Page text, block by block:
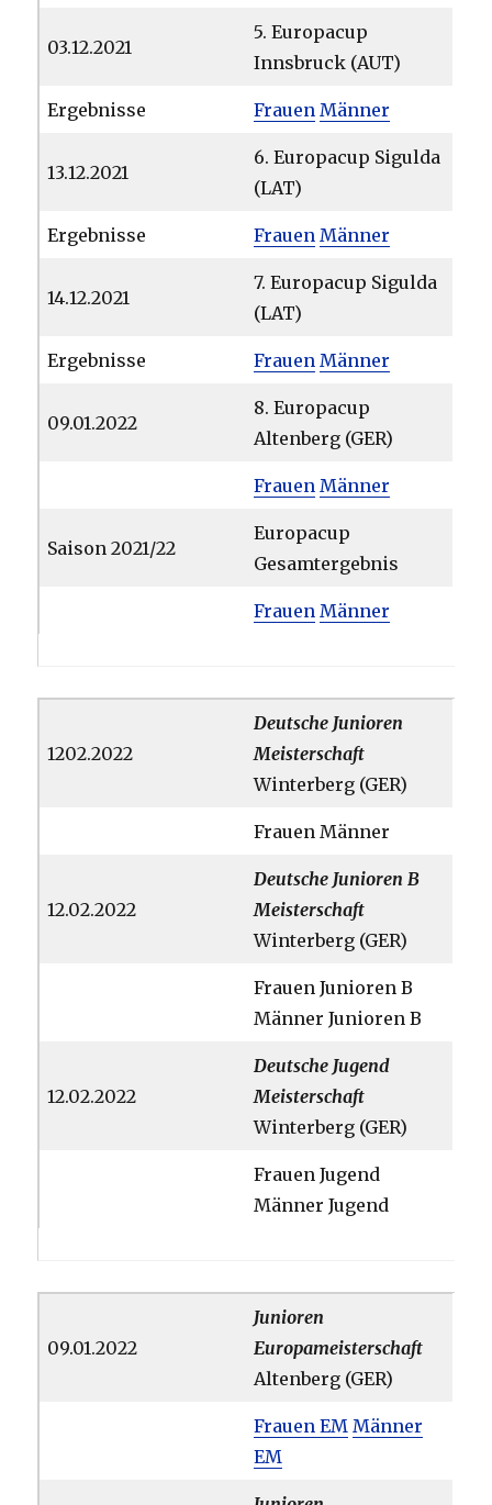
03.12.2021
5. Europacup
Innsbruck (AUT)
Ergebnisse Frauen Männer
13.12.2021
6. Europacup Sigulda
(LAT)
Ergebnisse Frauen Männer
14.12.2021
7. Europacup Sigulda
(LAT)
Ergebnisse Frauen Männer
09.01.2022
8. Europacup
Altenberg (GER)
Frauen Männer
Saison 2021/22
Europacup
Gesamtergebnis
Frauen Männer
1202.2022
Deutsche Junioren
Meisterschaft
Winterberg (GER)
Frauen Männer
12.02.2022
Deutsche Junioren B
Meisterschaft
Winterberg (GER)
Frauen Junioren B
Männer Junioren B
12.02.2022
Deutsche Jugend
Meisterschaft
Winterberg (GER)
Frauen Jugend
Männer Jugend
09.01.2022
Junioren
Europameisterschaft
Altenberg (GER)
Frauen EM Männer
EM